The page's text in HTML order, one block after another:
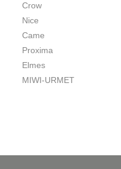
Crow
Nice
Came
Proxima
Elmes
MIWI-URMET